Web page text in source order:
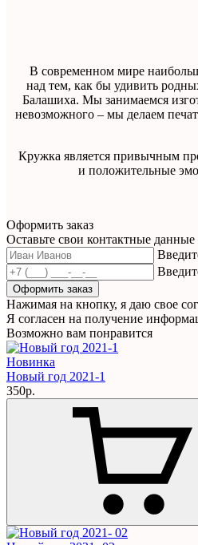
В современном мире
над тем, как бы удивить
Балашиха. Мы занимаемся
невозможного – мы делаем
Кружка является привычным
и положительные
Оформить заказ
Оставьте свои контактные
Оформить заказ
Нажимая на кнопку, я даю свое
Я согласен на получение
Возможно вам понравится
Новинка
Новый год 2021-1
350р.